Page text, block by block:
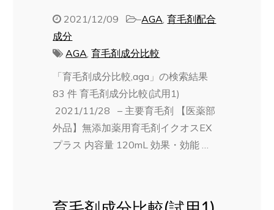
2021/12/09 –AGA,育毛剤配合
成分
AGA,育毛剤成分比較
「育毛剤成分比較,aga」の検索結果
83 件 育毛剤成分比較(試用1)
2021/11/28 – 主要育毛剤 【医薬部
外品】無添加薬用育毛剤イクオスEX
プラス 内容量 120mL 効果・効能 …